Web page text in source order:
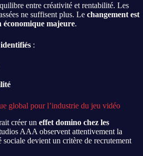
entre créativité et rentabilité. Les
ne suffisent plus. Le changement est
économique majeure.
:
global pour l’industrie du jeu vidéo
créer un effet domino chez les
AAA observent attentivement la
devient un critère de recrutement